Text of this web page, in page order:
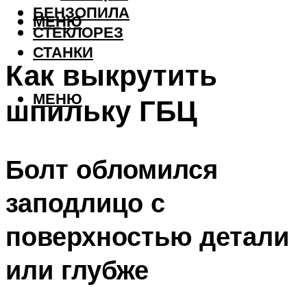
БЕНЗОПИЛА
СТЕКЛОРЕЗ
СТАНКИ
МЕНЮ
МЕНЮ
Как выкрутить
шпильку ГБЦ
Болт обломился
заподлицо с
поверхностью детали
или глубже